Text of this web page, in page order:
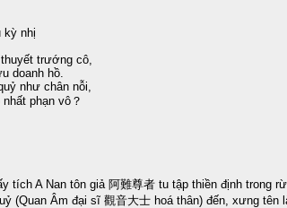
kỳ nhị
trướng cô,
doanh hồ.
như chân nỗi,
phạn vô？
tích A Nan tôn giả 阿難尊者 tu tập thiền định trong
(Quan Âm đại sĩ 觀音大士 hoá thân) đến, xưng tên